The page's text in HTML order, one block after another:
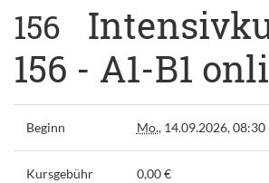
156
156 - A1-B1
Beginn Mo., 14.09.2026,
Kursgebühr 0,00 €